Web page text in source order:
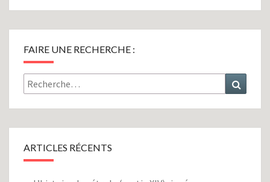
FAIRE UNE RECHERCHE :
Rechercher :
ARTICLES RÉCENTS